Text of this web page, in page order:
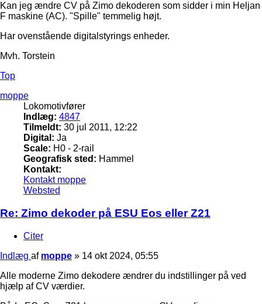
Kan jeg ændre CV på Zimo dekoderen som sidder i min Heljan
F maskine (AC). "Spille" temmelig højt.
Har ovenstående digitalstyrings enheder.
Mvh. Torstein
Top
moppe
Lokomotivfører
Indlæg: 4847
Tilmeldt: 30 jul 2011, 12:22
Digital: Ja
Scale: H0 - 2-rail
Geografisk sted: Hammel
Kontakt:
Kontakt moppe
Websted
Re: Zimo dekoder på ESU Eos eller Z21
Citer
Indlæg af moppe » 14 okt 2024, 05:55
Alle moderne Zimo dekodere ændrer du indstillinger på ved
hjælp af CV værdier.